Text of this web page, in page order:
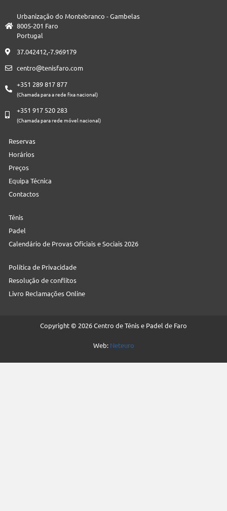
Urbanização do Montebranco - Gambelas
8005-201 Faro
Portugal
37.042412,-7.969179
centro@tenisfaro.com
+351 289 817 877
(Chamada para a rede fixa nacional)
+351 917 520 283
(Chamada para rede móvel nacional)
Reservas
Horários
Preços
Equipa Técnica
Contactos
Ténis
Padel
Calendário de Provas Oficiais e Sociais 2026
Política de Privacidade
Resolução de conflitos
Livro Reclamações Online
Copyright © 2026 Centro de Ténis e Padel de Faro
Web: Neteuro